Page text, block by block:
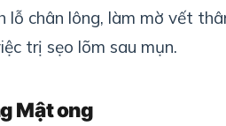
lỗ chân lông, làm mờ vết
trị sẹo lõm sau mụn.
Mật ong